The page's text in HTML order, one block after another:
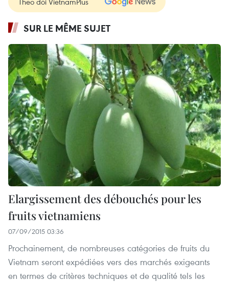
SUR LE MÊME SUJET
Elargissement des débouchés pour les
fruits vietnamiens
07/09/2015 03:36
Prochainement, de nombreuses catégories de fruits du
Vietnam seront expédiées vers des marchés exigeants
en termes de critères techniques et de qualité tels les